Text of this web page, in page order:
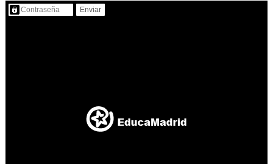
Contenido protegido…